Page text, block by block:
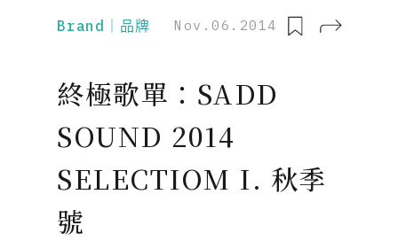
Brand｜品牌 Nov.06.2014
終極歌單：SADD
SOUND 2014
SELECTIOM I. 秋季
號